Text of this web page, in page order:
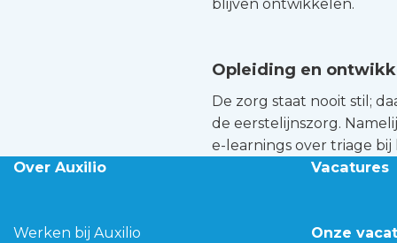
blijven ontwikkelen.
Opleiding en
De zorg staat nooit stil;
de eerstelijnszorg.
e-learnings over triage bij
Over Auxilio
Werken bij Auxilio
Vacatures
Onze